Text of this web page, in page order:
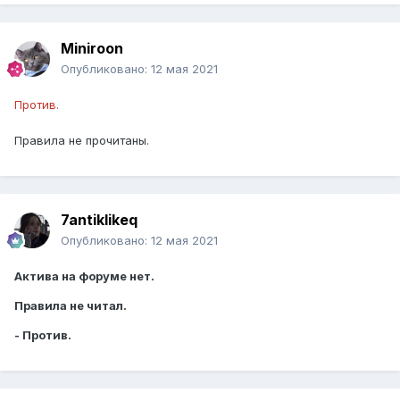
Miniroon
Опубликовано: 12 мая 2021
Против.
Правила не прочитаны.
7antiklikeq
Опубликовано: 12 мая 2021
Актива на форуме нет.
Правила не читал.
- Против.